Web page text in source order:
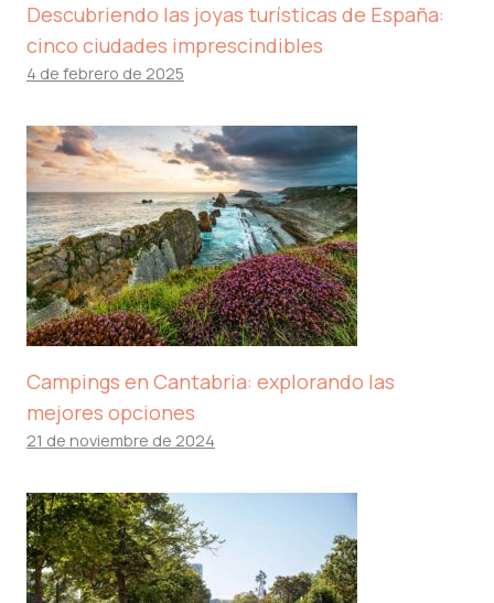
Descubriendo las joyas turísticas de España:
cinco ciudades imprescindibles
4 de febrero de 2025
Campings en Cantabria: explorando las
mejores opciones
21 de noviembre de 2024